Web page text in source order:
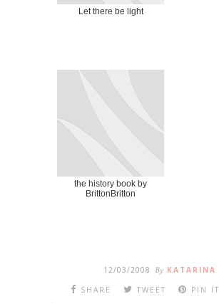
Let there be light
the history book by
BrittonBritton
12/03/2008 By KATARINA
SHARE
TWEET PIN IT